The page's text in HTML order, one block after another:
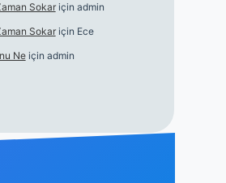
Sokariçin admin
Sokariçin Ece
Neiçin admin